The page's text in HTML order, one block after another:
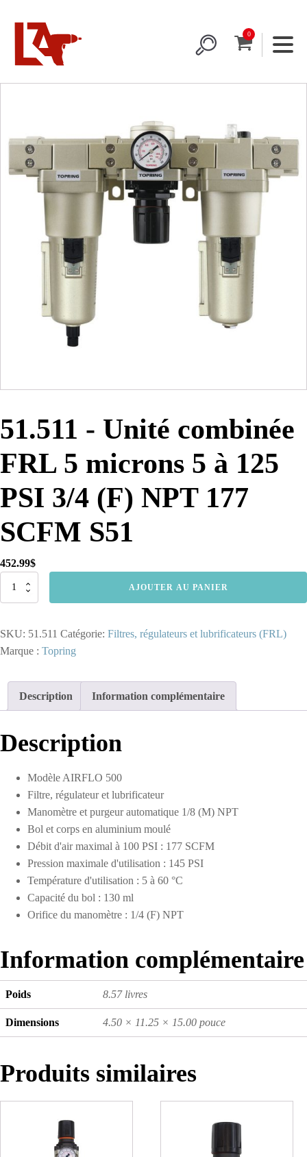
51.511 - Unité combinée
FRL 5 microns 5 à 125
PSI 3/4 (F) NPT 177
SCFM S51
452.99$
quantité
Unité
combinée
à
PSI
3/4
AJOUTER AU PANIER
SKU: 51.511 Catégorie: Filtres, régulateurs et lubrificateurs (FRL)
Marque : Topring
Description Information complémentaire
Description
Modèle AIRFLO 500
Filtre, régulateur et lubrificateur
Manomètre et purgeur automatique 1/8 (M) NPT
Bol et corps en aluminium moulé
Débit d'air maximal à 100 PSI : 177 SCFM
Pression maximale d'utilisation : 145 PSI
Température d'utilisation : 5 à 60 °C
Capacité du bol : 130 ml
Orifice du manomètre : 1/4 (F) NPT
Information complémentaire
Poids 8.57 livres
Dimensions 4.50 × 11.25 × 15.00 pouce
Produits similaires